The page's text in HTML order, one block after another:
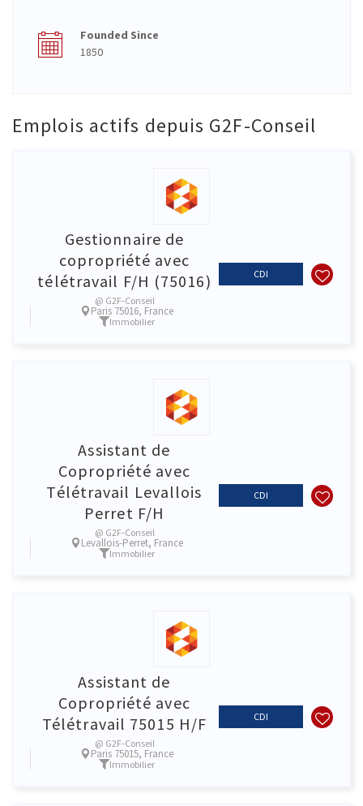
Founded Since
1850
Emplois actifs depuis G2F-Conseil
Gestionnaire de
copropriété avec
télétravail F/H (75016)
@ G2F-Conseil
Paris 75016, France
Immobilier
CDI
Assistant de
Copropriété avec
Télétravail Levallois
Perret F/H
@ G2F-Conseil
Levallois-Perret, France
Immobilier
CDI
Assistant de
Copropriété avec
Télétravail 75015 H/F
@ G2F-Conseil
Paris 75015, France
Immobilier
CDI